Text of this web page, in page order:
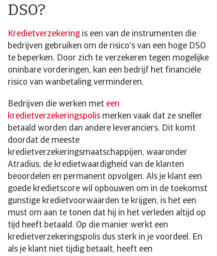
DSO?
Kredietverzekering is een van de instrumenten die
bedrijven gebruiken om de risico's van een hoge DSO
te beperken. Door zich te verzekeren tegen mogelijke
oninbare vorderingen, kan een bedrijf het financiële
risico van wanbetaling verminderen.
Bedrijven die werken met een
kredietverzekeringspolis merken vaak dat ze sneller
betaald worden dan andere leveranciers. Dit komt
doordat de meeste
kredietverzekeringsmaatschappijen, waaronder
Atradius, de kredietwaardigheid van de klanten
beoordelen en permanent opvolgen. Als je klant een
goede kredietscore wil opbouwen om in de toekomst
gunstige kredietvoorwaarden te krijgen, is het een
must om aan te tonen dat hij in het verleden altijd op
tijd heeft betaald. Op die manier werkt een
kredietverzekeringspolis dus sterk in je voordeel. En
als je klant niet tijdig betaalt, heeft een